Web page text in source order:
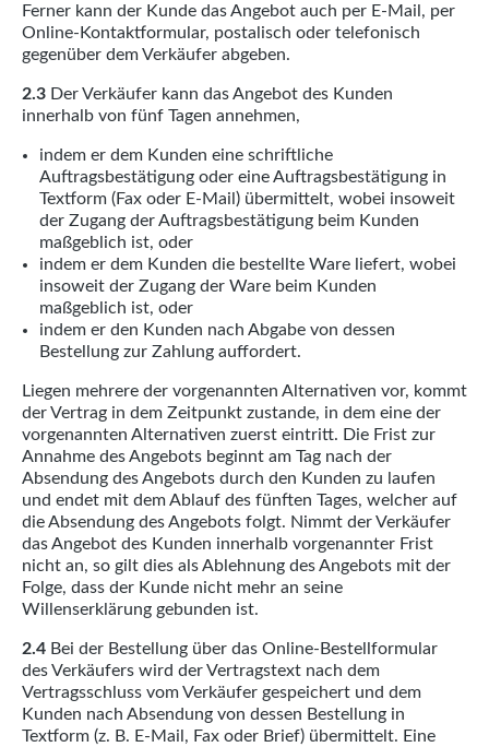
Ferner kann der Kunde das Angebot auch per E-Mail, per
Online-Kontaktformular, postalisch oder telefonisch
gegenüber dem Verkäufer abgeben.
2.3 Der Verkäufer kann das Angebot des Kunden
innerhalb von fünf Tagen annehmen,
indem er dem Kunden eine schriftliche
Auftragsbestätigung oder eine Auftragsbestätigung in
Textform (Fax oder E-Mail) übermittelt, wobei insoweit
der Zugang der Auftragsbestätigung beim Kunden
maßgeblich ist, oder
indem er dem Kunden die bestellte Ware liefert, wobei
insoweit der Zugang der Ware beim Kunden
maßgeblich ist, oder
indem er den Kunden nach Abgabe von dessen
Bestellung zur Zahlung auffordert.
Liegen mehrere der vorgenannten Alternativen vor, kommt
der Vertrag in dem Zeitpunkt zustande, in dem eine der
vorgenannten Alternativen zuerst eintritt. Die Frist zur
Annahme des Angebots beginnt am Tag nach der
Absendung des Angebots durch den Kunden zu laufen
und endet mit dem Ablauf des fünften Tages, welcher auf
die Absendung des Angebots folgt. Nimmt der Verkäufer
das Angebot des Kunden innerhalb vorgenannter Frist
nicht an, so gilt dies als Ablehnung des Angebots mit der
Folge, dass der Kunde nicht mehr an seine
Willenserklärung gebunden ist.
2.4 Bei der Bestellung über das Online-Bestellformular
des Verkäufers wird der Vertragstext nach dem
Vertragsschluss vom Verkäufer gespeichert und dem
Kunden nach Absendung von dessen Bestellung in
Textform (z. B. E-Mail, Fax oder Brief) übermittelt. Eine